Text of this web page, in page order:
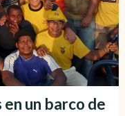
un barco de